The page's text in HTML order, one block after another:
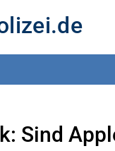
Sind